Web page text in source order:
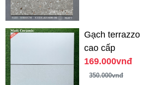
Gạch
cao cấp
169.000vnđ
350.000vnđ